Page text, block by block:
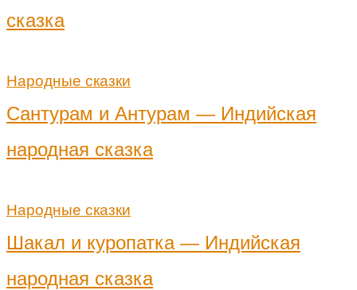
сказка
Народные сказки
Сантурам и Антурам — Индийская
народная сказка
Народные сказки
Шакал и куропатка — Индийская
народная сказка